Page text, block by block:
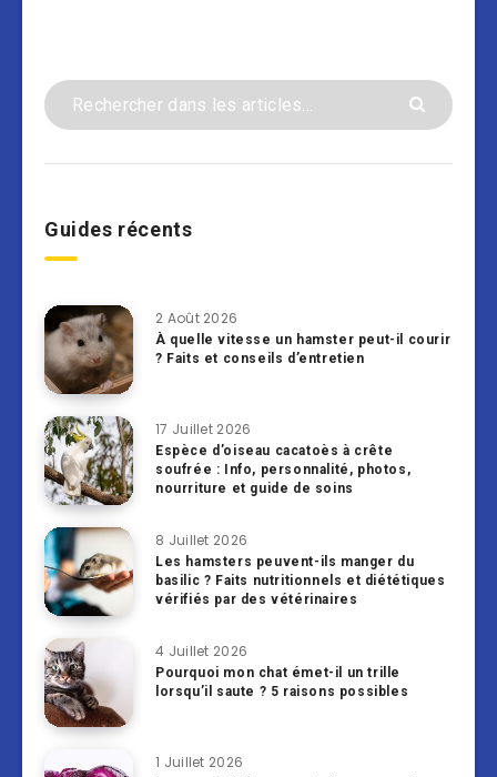
Guides récents
2 Août 2026
À quelle vitesse un hamster peut-il courir
? Faits et conseils d’entretien
17 Juillet 2026
Espèce d’oiseau cacatoès à crête
soufrée : Info, personnalité, photos,
nourriture et guide de soins
8 Juillet 2026
Les hamsters peuvent-ils manger du
basilic ? Faits nutritionnels et diététiques
vérifiés par des vétérinaires
4 Juillet 2026
Pourquoi mon chat émet-il un trille
lorsqu’il saute ? 5 raisons possibles
1 Juillet 2026